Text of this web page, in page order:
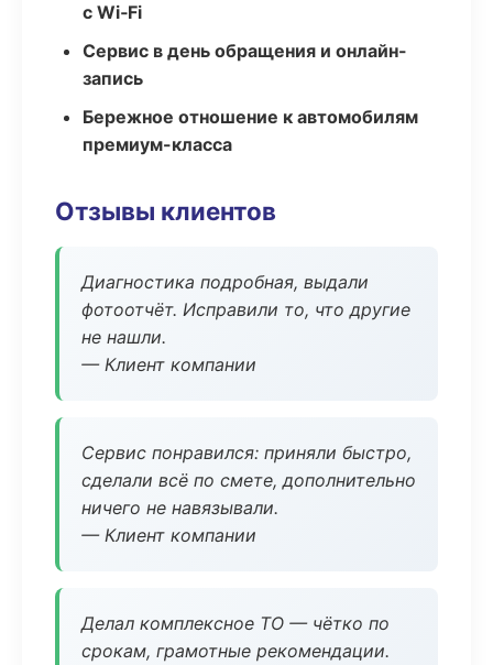
с Wi‑Fi
Сервис в день обращения и онлайн-
запись
Бережное отношение к автомобилям
премиум-класса
Отзывы клиентов
Диагностика подробная, выдали
фотоотчёт. Исправили то, что другие
не нашли.
— Клиент компании
Сервис понравился: приняли быстро,
сделали всё по смете, дополнительно
ничего не навязывали.
— Клиент компании
Делал комплексное ТО — чётко по
срокам, грамотные рекомендации.